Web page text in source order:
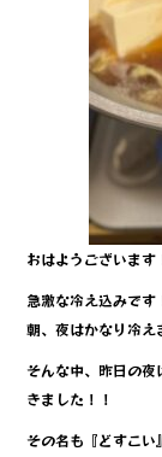
おはようございます
急激な冷え込みです
朝、夜はかなり冷え
そんな中、昨日の
きました！！
その名も『どすこい